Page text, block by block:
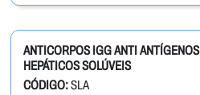
ANTICORPOS IGG ANTI ANTÍGENOS
HEPÁTICOS SOLÚVEIS
CÓDIGO:SLA